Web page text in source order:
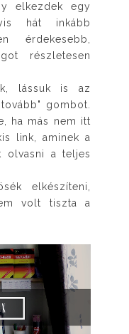
elkezdek egy
hát inkább
érdekesebb,
részletesen
lássuk is az
gombot.
ha más nem itt
link, aminek a
olvasni a teljes
elkészíteni,
volt tiszta a